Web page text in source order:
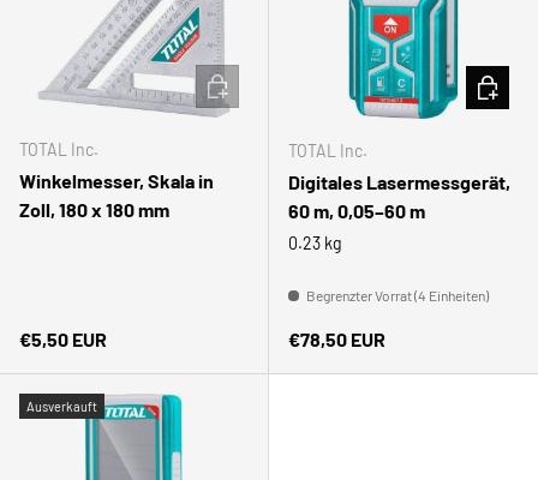
TOTAL Inc.
Winkelmesser, Skala in
Zoll, 180 x 180 mm
Normaler Preis
€5,50 EUR
IN DEN WARENKORB
TOTAL Inc.
Digitales Lasermessgerät,
60 m, 0,05–60 m
0.23 kg
Begrenzter Vorrat (4 Einheiten)
Normaler Preis
€78,50 EUR
IN DEN
Ausverkauft